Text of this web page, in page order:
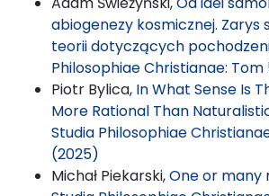
abiogenezy kosmicznej. Zarys
teorii dotyczących
Philosophiae Christianae: Tom
Piotr Bylica, In What Sense Is
More Rational Than
Studia Philosophiae
(2025)
Michał Piekarski,One or many